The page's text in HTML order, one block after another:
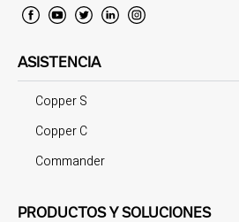
ASISTENCIA
Copper S
Copper C
Commander
PRODUCTOS Y SOLUCIONES